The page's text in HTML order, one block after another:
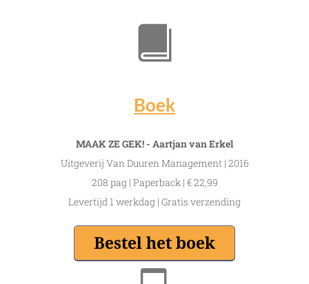
Boek
MAAK ZE GEK! - Aartjan van Erkel
Uitgeverij Van Duuren Management | 2016
208 pag | Paperback | € 22,99
Levertijd 1 werkdag | Gratis verzending